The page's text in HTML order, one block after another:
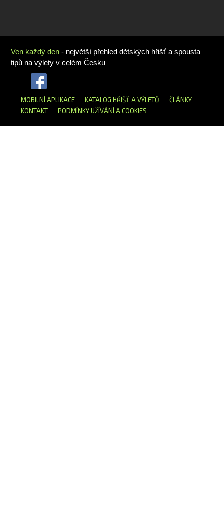
Ven každý den - největší přehled dětských hřišť a spousta
tipů na výlety v celém Česku
MOBILNÍ APLIKACE KATALOG HŘIŠŤA VÝLETŮ
ČLÁNKY
KONTAKT
PODMÍNKY UŽÍVÁNÍ A COOKIES